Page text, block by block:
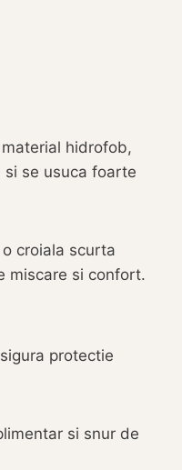
hidrofob,
se usuca foarte
croiala scurta
miscare si confort.
protectie
si snur de